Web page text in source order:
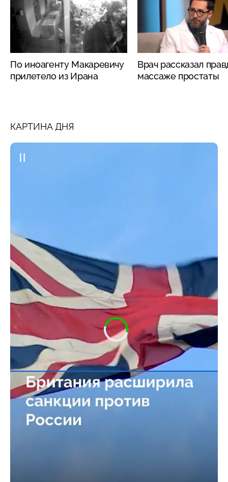
По иноагенту Макаревичу
прилетело из Ирана
Врач рассказал
массаже простаты
КАРТИНА ДНЯ